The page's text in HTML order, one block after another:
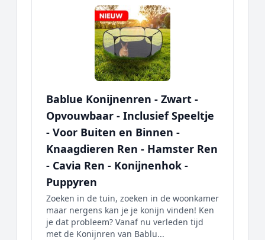
Bablue Konijnenren - Zwart -
Opvouwbaar - Inclusief Speeltje
- Voor Buiten en Binnen -
Knaagdieren Ren - Hamster Ren
- Cavia Ren - Konijnenhok -
Puppyren
Zoeken in de tuin, zoeken in de woonkamer
maar nergens kan je je konijn vinden! Ken
je dat probleem? Vanaf nu verleden tijd
met de Konijnren van Bablu...